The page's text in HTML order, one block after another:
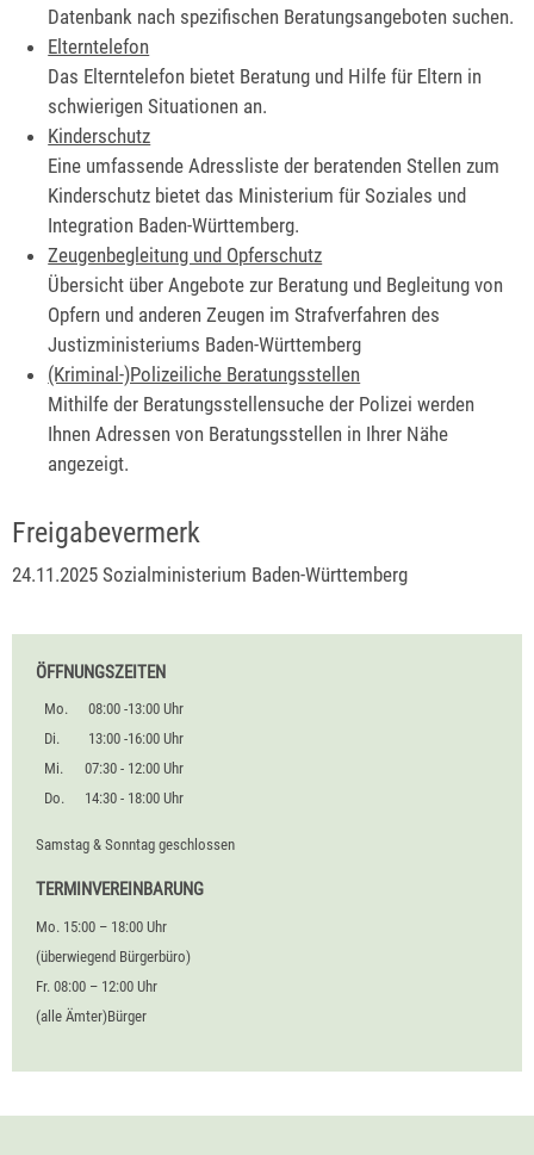
Datenbank nach spezifischen Beratungsangeboten suchen.
Elterntelefon
Das Elterntelefon bietet Beratung und Hilfe für Eltern in
schwierigen Situationen an.
Kinderschutz
Eine umfassende Adressliste der beratenden Stellen zum
Kinderschutz bietet das Ministerium für Soziales und
Integration Baden-Württemberg.
Zeugenbegleitung und Opferschutz
Übersicht über Angebote zur Beratung und Begleitung von
Opfern und anderen Zeugen im Strafverfahren des
Justizministeriums Baden-Württemberg
(Kriminal-)Polizeiliche Beratungsstellen
Mithilfe der Beratungsstellensuche der Polizei werden
Ihnen Adressen von Beratungsstellen in Ihrer Nähe
angezeigt.
Freigabevermerk
24.11.2025 Sozialministerium Baden-Württemberg
ÖFFNUNGSZEITEN
Mo.
08:00 -13:00 Uhr
Di.
13:00 -16:00 Uhr
Mi.
07:30 - 12:00 Uhr
Do.
14:30 - 18:00 Uhr
Samstag & Sonntag geschlossen
TERMINVEREINBARUNG
Mo. 15:00 – 18:00 Uhr
(überwiegend Bürgerbüro)
Fr. 08:00 – 12:00 Uhr
(alle Ämter)Bürger